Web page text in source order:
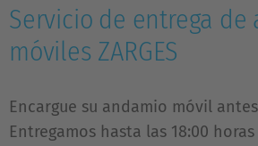
Servicio de entrega de
móviles ZARGES
Encargue su andamio móvil
Entregamos hasta las 18:00